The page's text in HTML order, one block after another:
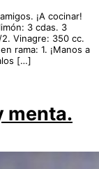
¡A cocinar!
3 cdas. 3
Vinagre: 350 cc.
rama: 1. ¡Manos a
[…]
menta.